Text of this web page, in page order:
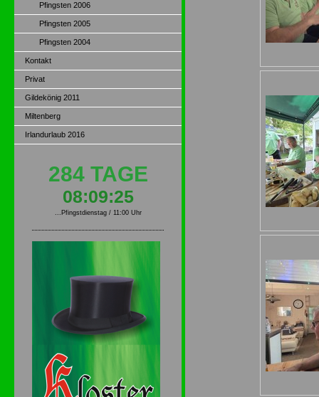
Pfingsten 2006
Pfingsten 2005
Pfingsten 2004
Kontakt
Privat
Gildekönig 2011
Miltenberg
Irlandurlaub 2016
284 TAGE
08:09:24
...Pfingstdienstag / 11:00 Uhr